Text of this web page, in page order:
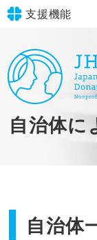
支援機能
文字サイズ 標
やさしい
in simple
自治体に
自治体